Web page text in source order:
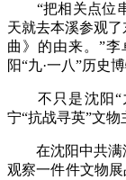
“把相关点位串
天就去本溪参观
曲》的由来。”
阳“九·一八”历史
不只是沈阳“九
宁“抗战寻英”文物
在沈阳中共满
观察一件件文物